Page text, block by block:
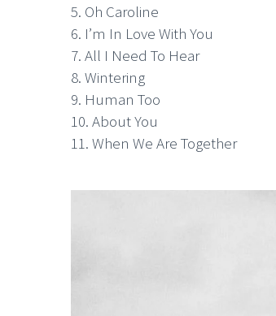
5. Oh Caroline
6. I’m In Love With You
7. All I Need To Hear
8. Wintering
9. Human Too
10. About You
11. When We Are Together